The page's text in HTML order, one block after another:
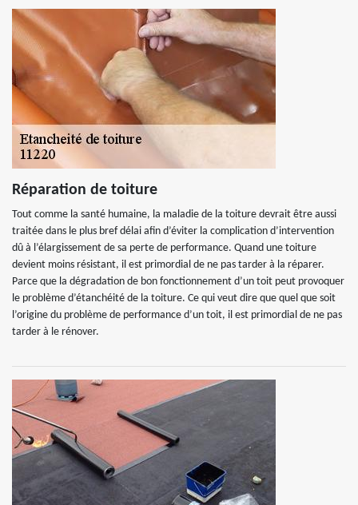
Réparation de toiture
Tout comme la santé humaine, la maladie de la toiture devrait être aussi
traitée dans le plus bref délai afin d’éviter la complication d’intervention
dû à l’élargissement de sa perte de performance. Quand une toiture
devient moins résistant, il est primordial de ne pas tarder à la réparer.
Parce que la dégradation de bon fonctionnement d’un toit peut provoquer
le problème d’étanchéité de la toiture. Ce qui veut dire que quel que soit
l’origine du problème de performance d’un toit, il est primordial de ne pas
tarder à le rénover.